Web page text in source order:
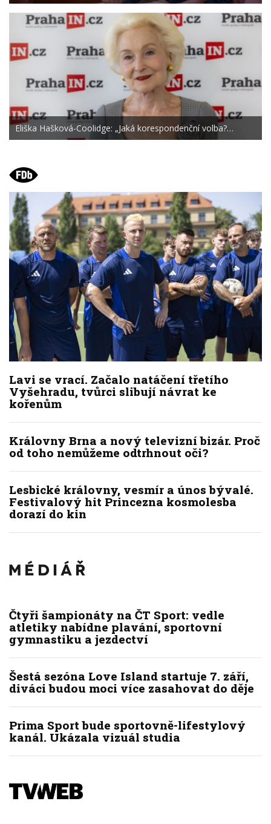
Eliška Hašková-Coolidge: „Jaká korespondenční volba?…
Lavi se vrací. Začalo natáčení třetího
Vyšehradu, tvůrci slibují návrat ke
kořenům
Královny Brna a nový televizní bizár. Proč
od toho nemůžeme odtrhnout oči?
Lesbické královny, vesmír a únos bývalé.
Festivalový hit Princezna kosmolesba
dorazí do kin
Čtyři šampionáty na ČT Sport: vedle
atletiky nabídne plavání, sportovní
gymnastiku a jezdectví
Šestá sezóna Love Island startuje 7. září,
diváci budou moci více zasahovat do děje
Prima Sport bude sportovně-lifestylový
kanál. Ukázala vizuál studia